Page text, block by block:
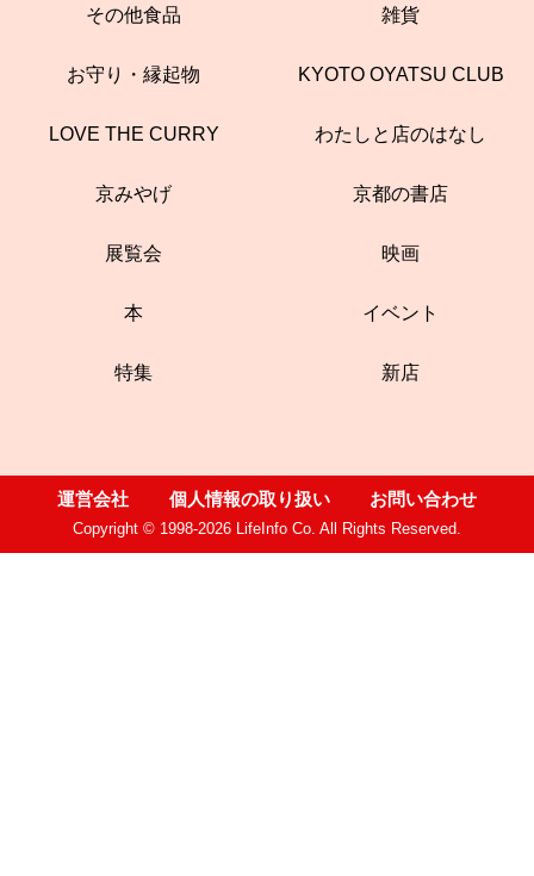
その他食品 雑貨
お守り・縁起物 KYOTO OYATSU CLUB
LOVE THE CURRY わたしと店のはなし
京みやげ 京都の書店
展覧会 映画
本 イベント
特集 新店
運営会社 個人情報の取り扱い お問い合わせ
Copyright © 1998-2026 LifeInfo Co. All Rights Reserved.